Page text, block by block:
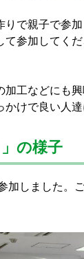
で親子で参
参加してく
加工などにも
けで良い人
の様子
加しました。